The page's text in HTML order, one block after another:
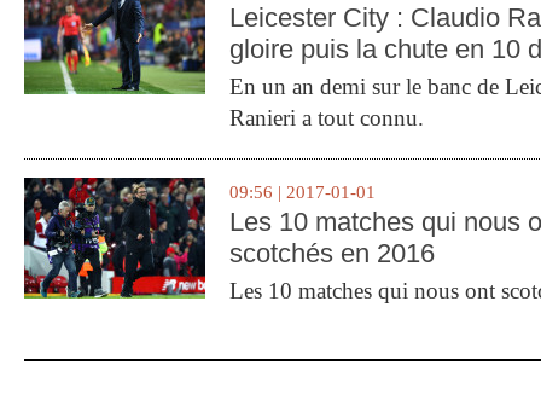
Leicester City : Claudio
gloire puis la chute en 10
En un an demi sur le banc de
Ranieri a tout connu.
09:56 | 2017-01-01
Les 10 matches qui nous
scotchés en 2016
Les 10 matches qui nous ont